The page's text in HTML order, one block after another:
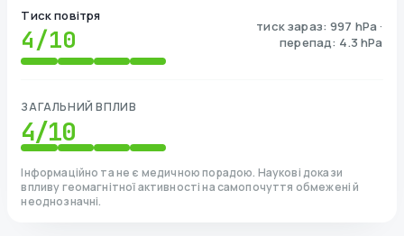
Тиск повітря
4/10
тиск зараз: 997 hPa ·
перепад: 4.3 hPa
ЗАГАЛЬНИЙ ВПЛИВ
4/10
Інформаційно та не є медичною порадою. Наукові докази
впливу геомагнітної активності на самопочуття обмежені й
неоднозначні.